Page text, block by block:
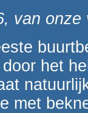
van
het
met